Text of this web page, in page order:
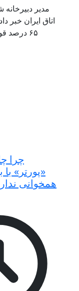
مدیر
اتاق ایران خبر
۶۵ درصد قوانین حمایت از تولید را پیگیری می‌کند
چرا
«پورتر» با
همخوانی